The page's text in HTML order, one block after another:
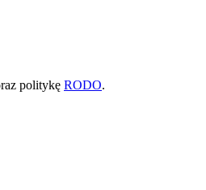
politykę RODO.